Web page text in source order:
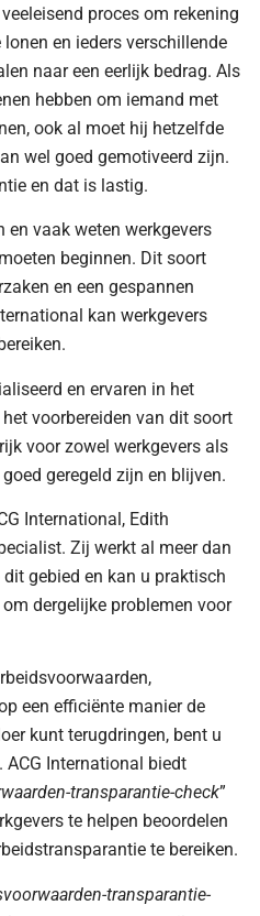
proces om rekening
en ieders verschillende
naar een eerlijk bedrag. Als
hebben om iemand met
ook al moet hij hetzelfde
wel goed gemotiveerd zijn.
en dat is lastig.
en vaak weten werkgevers
beginnen. Dit soort
en een gespannen
kan werkgevers
en ervaren in het
voorbereiden van dit soort
voor zowel werkgevers als
geregeld zijn en blijven.
International, Edith
Zij werkt al meer dan
gebied en kan u praktisch
dergelijke problemen voor
een efficiënte manier de
kunt terugdringen, bent u
ACG International biedt
transparantie-check”
te helpen beoordelen
te bereiken.
transparantie-